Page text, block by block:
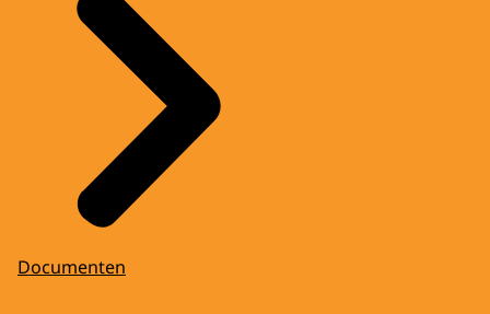
Documenten